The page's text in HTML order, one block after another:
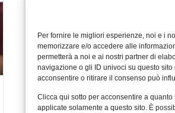
Per fornire le migliori esperienze, noi e i
memorizzare e/o accedere alle
permetterà a noi e ai nostri partner di
navigazione o gli ID univoci su questo
acconsentire o ritirare il consenso può
Clicca qui sotto per acconsentire a
applicate solamente a questo sito. È